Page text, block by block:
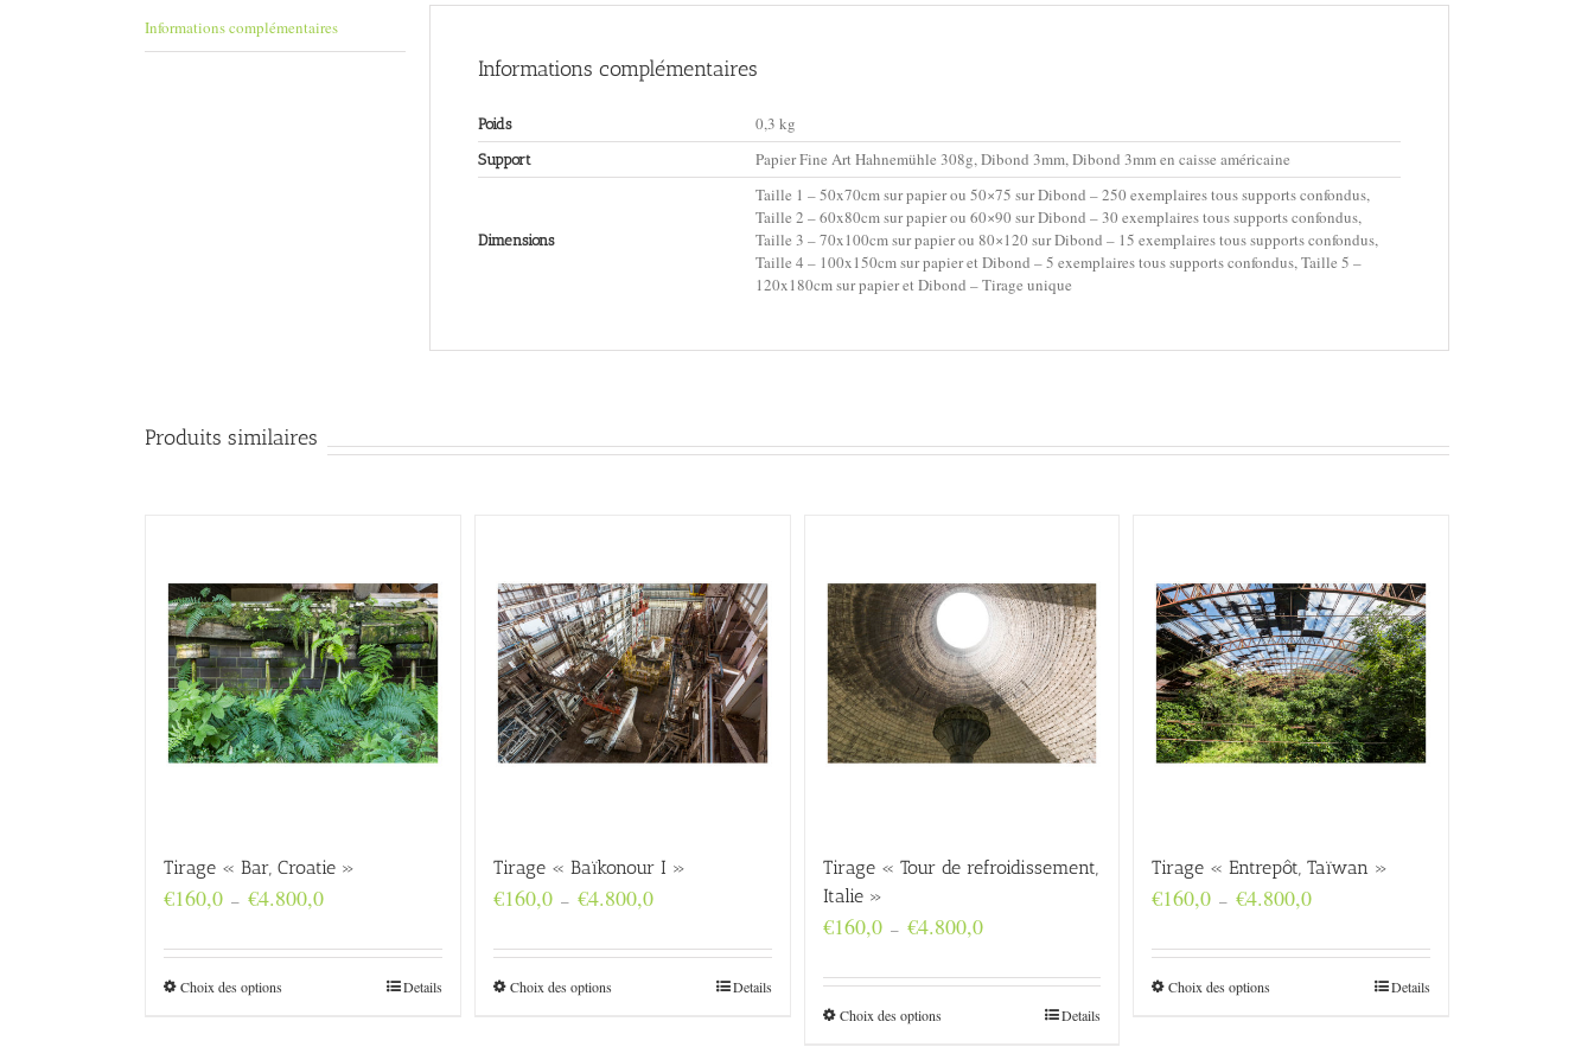
Informations complémentaires
Informations complémentaires
Poids 0,3 kg
Support Papier Fine Art Hahnemühle 308g, Dibond 3mm, Dibond 3mm en caisse américaine
Dimensions
Taille 1 – 50x70cm sur papier ou 50×75 sur Dibond – 250 exemplaires tous supports confondus,
Taille 2 – 60x80cm sur papier ou 60×90 sur Dibond – 30 exemplaires tous supports confondus,
Taille 3 – 70x100cm sur papier ou 80×120 sur Dibond – 15 exemplaires tous supports confondus,
Taille 4 – 100x150cm sur papier et Dibond – 5 exemplaires tous supports confondus, Taille 5 –
120x180cm sur papier et Dibond – Tirage unique
Produits similaires
Tirage « Bar, Croatie »
€160,0 – €4.800,0Plage
€160,0
Choix des options Details
Tirage « Baïkonour I »
€160,0 – €4.800,0Plage
€160,0
Choix des options Details
Tirage « Tour de refroidissement,
Italie »
€160,0 – €4.800,0Plage
€160,0
Choix des options Details
Tirage « Entrepôt, Taïwan »
€160,0 – €4.800,0Plage
€160,0
Choix des options Details